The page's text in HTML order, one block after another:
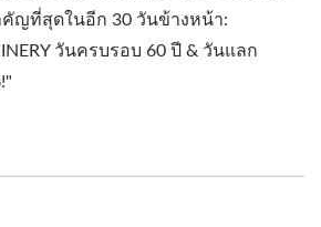
คัญที่สุดในอีก 30 วันข้างหน้า:
วันครบรอบ 60 ปี & วันแลก